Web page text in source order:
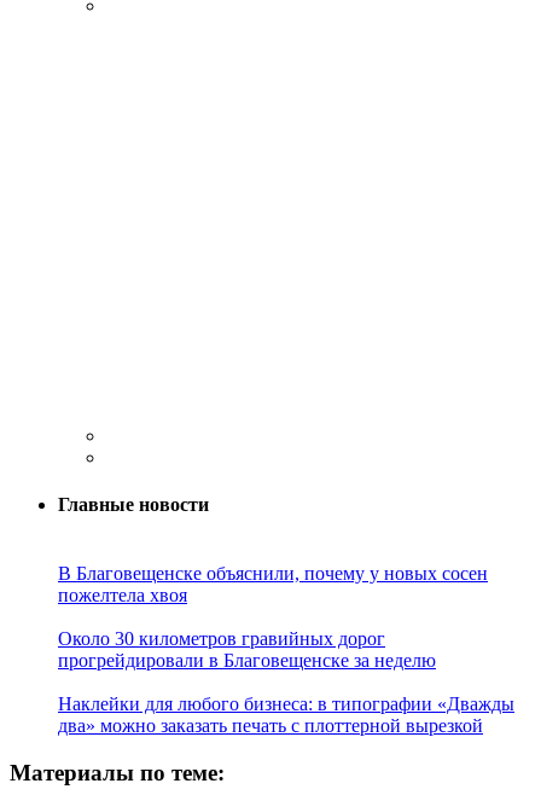
Главные новости
В Благовещенске объяснили, почему у новых сосен
пожелтела хвоя
Около 30 километров гравийных дорог
прогрейдировали в Благовещенске за неделю
Наклейки для любого бизнеса: в типографии «Дважды
два» можно заказать печать с плоттерной вырезкой
Материалы по теме: